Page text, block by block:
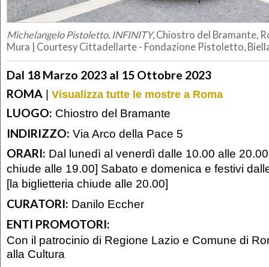
Michelangelo Pistoletto. INFINITY, Chiostro del Bramante,
Mura | Courtesy Cittadellarte - Fondazione Pistoletto,
Dal 18 Marzo 2023 al 15 Ottobre 2023
ROMA | Visualizza tutte le mostre a Roma
LUOGO: Chiostro del Bramante
INDIRIZZO: Via Arco della Pace 5
ORARI: Dal lunedì al venerdì dalle 10.00 alle
chiude alle 19.00] Sabato e domenica e festivi
[la biglietteria chiude alle 20.00]
CURATORI: Danilo Eccher
ENTI PROMOTORI:
Con il patrocinio di Regione Lazio e Comune di
alla Cultura